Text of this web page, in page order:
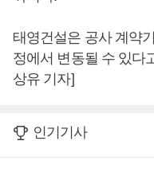
태영건설은 공사 계약
정에서 변동될 수 있다
상유 기자]
인기기사